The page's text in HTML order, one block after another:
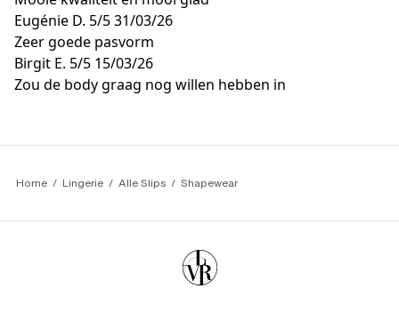
Eugénie D. 5/531/03/26
Zeer goede pasvorm
Birgit E. 5/5 15/03/26
Zou de body graag nog willen hebben in
Home Lingerie Alle Slips Shapewear